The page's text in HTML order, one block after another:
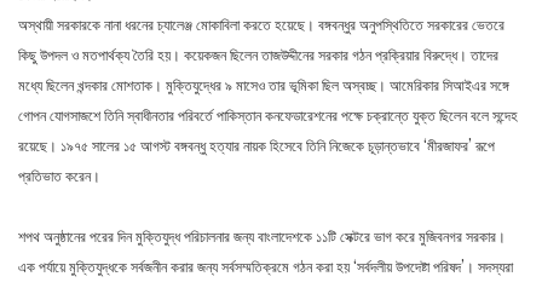
অস্থায়ী সরকারকে নানা ধরনের চ্যালেঞ্জ মোকাবিলা করতে হয়েছে। বঙ্গবন্ধুর অনুপস্থিতিতে সরকারের ভেতরে
কিছু উপদল ও মতপার্থক্য তৈরি হয়। কয়েকজন ছিলেন তাজউদ্দীনের সরকার গঠন প্রক্রিয়ার বিরুদ্ধে। তাদের
মধ্যে ছিলেন খন্দকার মোশতাক। মুক্তিযুদ্ধের ৯ মাসেও তার ভূমিকা ছিল অস্বচ্ছ। আমেরিকার সিআইএর সঙ্গে
গোপন যোগসাজশে তিনি স্বাধীনতার পরিবর্তে পাকিস্তান কনফেডারেশনের পক্ষে চক্রান্তে যুক্ত ছিলেন বলে সন্দেহ
রয়েছে। ১৯৭৫ সালের ১৫ আগস্ট বঙ্গবন্ধু হত্যার নায়ক হিসেবে তিনি নিজেকে চূড়ান্তভাবে ‘মীরজাফর’ রূপে
প্রতিভাত করেন।
শপথ অনুষ্ঠানের পরের দিন মুক্তিযুদ্ধ পরিচালনার জন্য বাংলাদেশকে ১১টি সেক্টরে ভাগ করে মুজিবনগর সরকার।
এক পর্যায়ে মুক্তিযুদ্ধকে সর্বজনীন করার জন্য সর্বসম্মতিক্রমে গঠন করা হয় ‘সর্বদলীয় উপদেষ্টা পরিষদ’। সদস্যরা